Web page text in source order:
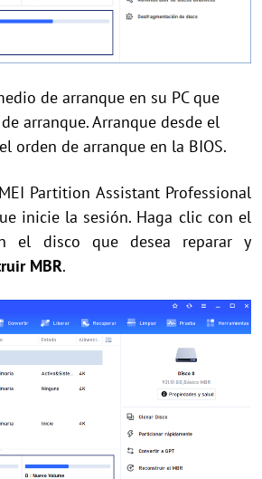
de arranque en su PC que
arranque. Arranque desde el
orden de arranque en la BIOS.
Partition Assistant Professional
inicie la sesión. Haga clic con el
el disco que desea reparar y
MBR.